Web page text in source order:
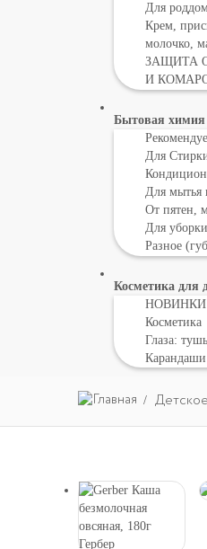
Для
Крем,
молочко,
ЗАЩИТА
И
Бытовая химия
Для
Для мытья
От пятен,
Для
Разное
Косметика для
НОВИНКИ
Косметика
Глаза:
Карандаши